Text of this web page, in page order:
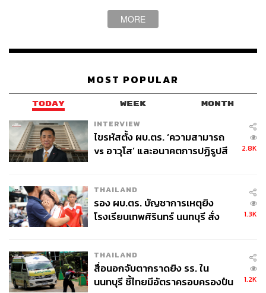
MORE
MOST POPULAR
TODAY WEEK MONTH
INTERVIEW
ไขรหัสตั้ง ผบ.ตร. ‘ความสามารถ
vs อาวุโส’ และอนาคตการปฏิรูปสี
2.8K
THAILAND
รอง ผบ.ตร. บัญชาการเหตุยิง
โรงเรียนเทพศิรินทร์ นนทบุรี สั่ง
1.3K
THAILAND
สื่อนอกจับตากราดยิง รร. ใน
นนทบุรี ชี้ไทยมีอัตราครอบครองปืน
1.2K